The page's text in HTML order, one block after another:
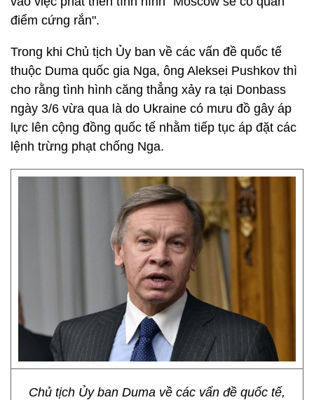
điểm cứng rắn".
Trong khi Chủ tịch Ủy ban về các vấn đề quốc tế
thuộc Duma quốc gia Nga, ông Aleksei Pushkov thì
cho rằng tình hình căng thẳng xảy ra tại Donbass
ngày 3/6 vừa qua là do Ukraine có mưu đồ gây áp
lực lên cộng đồng quốc tế nhằm tiếp tục áp đặt các
lệnh trừng phạt chống Nga.
Chủ tịch Ủy ban Duma về các vấn đề quốc tế,